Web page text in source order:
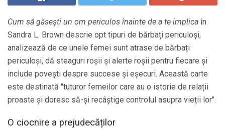
Cum să găsești un om periculos înainte de a te implica în
Sandra L. Brown descrie opt tipuri de bărbați periculoși,
analizează de ce unele femei sunt atrase de bărbați
periculoși, dă steaguri roșii și alerte roșii pentru fiecare și
include povești despre succese și eșecuri. Această carte
este destinată "tuturor femeilor care au o istorie de relații
proaste și doresc să-și recâștige controlul asupra vieții lor".
O ciocnire a prejudecăților